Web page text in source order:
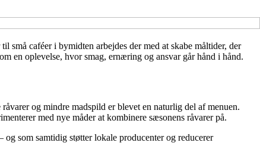
små caféer i bymidten arbejdes der med at skabe måltider, der
en oplevelse, hvor smag, ernæring og ansvar går hånd i hånd.
og mindre madspild er blevet en naturlig del af menuen.
med nye måder at kombinere sæsonens råvarer på.
som samtidig støtter lokale producenter og reducerer